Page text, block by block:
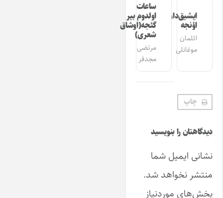
ایشیق‌دان
اؤنجه
ائلمان
موغانلی
ساعات
اولدوم بیر
گئجه(اوشاق
شعری)
مرتضی
مجدفر
چاپ
دیدگاهتان را بنویسید
نشانی ایمیل شما
منتشر نخواهد شد.
بخش‌های موردنیاز